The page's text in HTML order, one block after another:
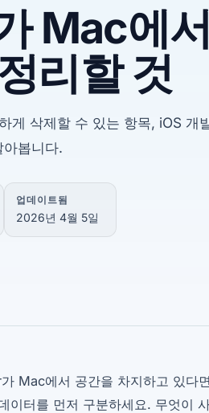
Mac에
리할 것
게 삭제할 수 있는 항목, iOS 개
봅니다.
업데이트됨
2026년 4월 5일
Mac에서 공간을 차지하고 있다
이터를 먼저 구분하세요. 무엇이